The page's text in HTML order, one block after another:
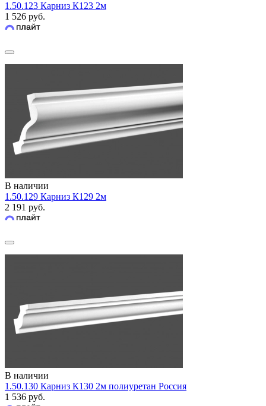
1.50.123 Карниз К123 2м
1 526 руб.
В наличии
1.50.129 Карниз К129 2м
2 191 руб.
В наличии
1.50.130 Карниз К130 2м полиуретан Россия
1 536 руб.